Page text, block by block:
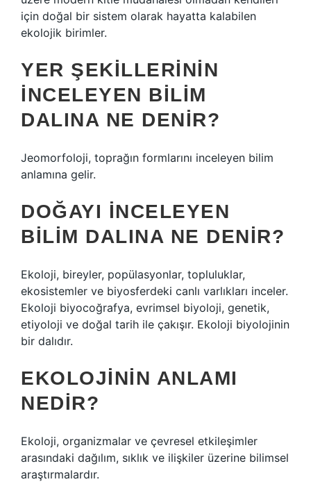
için doğal bir sistem olarak hayatta kalabilen
ekolojik birimler.
YER ŞEKILLERININ
INCELEYEN BILIM
DALINA NE DENIR?
Jeomorfoloji, toprağın formlarını inceleyen bilim
anlamına gelir.
DOĞAYI INCELEYEN
BILIM DALINA NE DENIR?
Ekoloji, bireyler, popülasyonlar, topluluklar,
ekosistemler ve biyosferdeki canlı varlıkları inceler.
Ekoloji biyocoğrafya, evrimsel biyoloji, genetik,
etiyoloji ve doğal tarih ile çakışır. Ekoloji biyolojinin
bir dalıdır.
EKOLOJININ ANLAMI
NEDIR?
Ekoloji, organizmalar ve çevresel etkileşimler
arasındaki dağılım, sıklık ve ilişkiler üzerine bilimsel
araştırmalardır.